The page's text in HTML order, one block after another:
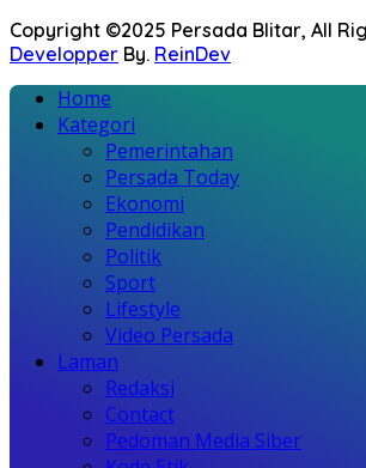
Copyright ©2025 Persada Blitar, All
Developper By. ReinDev
Home
Kategori
Pemerintahan
Persada Today
Ekonomi
Pendidikan
Politik
Sport
Lifestyle
Video Persada
Laman
Redaksi
Contact
Pedoman Media Siber